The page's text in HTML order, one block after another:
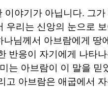
이야기가 아닙니다. 그가
우리는 신앙의 눈으로
나님께서 아브람에게 땅
반응이 자기에게 나타
는 아브람이 이 말을 믿
고 아브람은 애굽에서